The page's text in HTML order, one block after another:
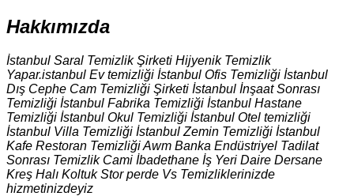
Hakkımızda
İstanbul Saral Temizlik Şirketi Hijyenik Temizlik
Yapar.istanbul Ev temizliği İstanbul Ofis Temizliği İstanbul
Dış Cephe Cam Temizliği Şirketi İstanbul İnşaat Sonrası
Temizliği İstanbul Fabrika Temizliği İstanbul Hastane
Temizliği İstanbul Okul Temizliği İstanbul Otel temizliği
İstanbul Villa Temizliği İstanbul Zemin Temizliği İstanbul
Kafe Restoran Temizliği Awm Banka Endüstriyel Tadilat
Sonrası Temizlik Cami İbadethane İş Yeri Daire Dersane
Kreş Halı Koltuk Stor perde Vs Temizliklerinizde
hizmetinizdeyiz